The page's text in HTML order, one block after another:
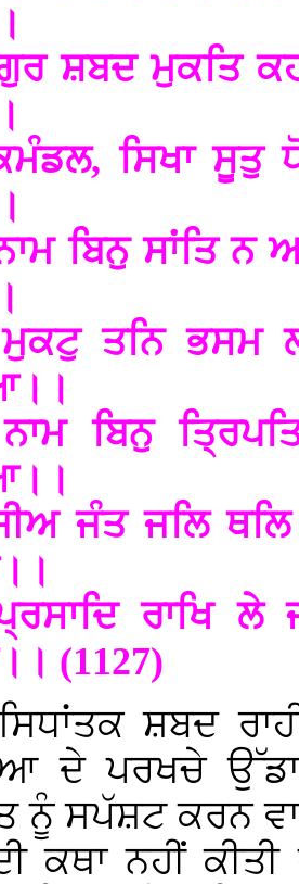
ਸ਼ਬਦ ਮੁਕਤਿ
ਸਿਖਾ ਸੂਤੁ
ਬਿਨੁ ਸਾਂਤਿ ਨ
ਤਨਿ ਭਸਮ
ਨਾਮ ਬਿਨੁ
ਜੰਤ ਜਲਿ
ਰਾਖਿ
(1127)
ਸ਼ਬਦ
ਦੇ ਪਰਖਚੇ
ਨੂੰ ਸਪੱਸ਼ਟ ਕਰਨ
ਕਥਾ ਨਹੀਂ